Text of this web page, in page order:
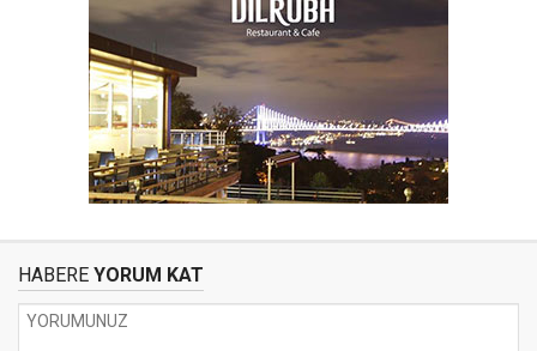
HABERE YORUM KAT